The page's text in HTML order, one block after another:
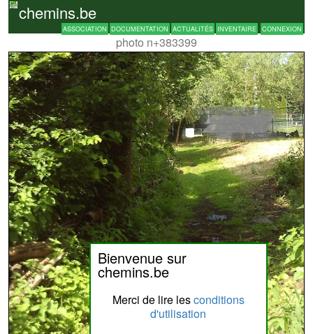
chemins.be
ASSOCIATION DOCUMENTATION ACTUALITÉS INVENTAIRE CONNEXION
photo n+383399
Bienvenue sur
chemins.be
Merci de lire lesconditions
d'utilisation